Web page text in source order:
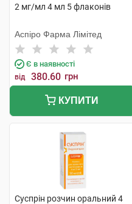
2 мг/мл 4 мл 5 флаконів
Аспіро Фарма Лімітед
Є в наявності
від 380.60 грн
КУПИТИ
Суспрін розчин оральний 4